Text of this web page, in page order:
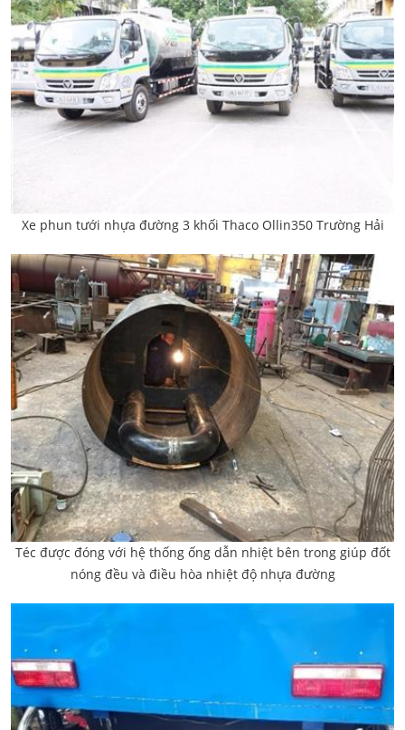
Xe phun tưới nhựa đường 3 khối Thaco Ollin350 Trường Hải
Téc được đóng với hệ thống ống dẫn nhiệt bên trong giúp đốt
nóng đều và điều hòa nhiệt độ nhựa đường